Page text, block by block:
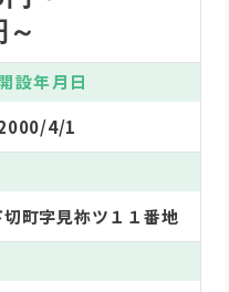
設年月日
4/1
町字見祢ツ１１番地